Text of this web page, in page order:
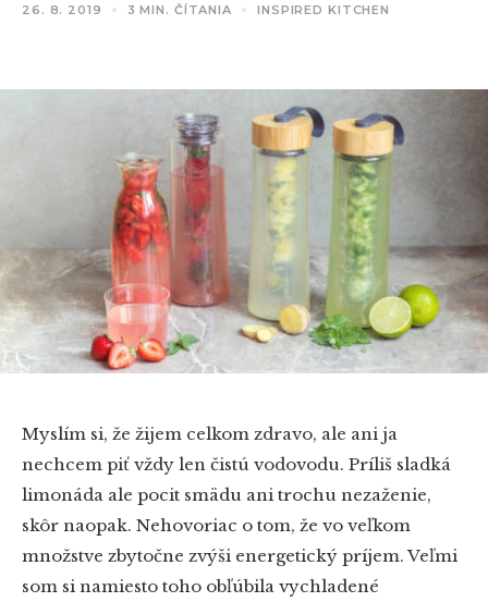
26. 8. 2019 3 MIN. ČÍTANIA INSPIRED KITCHEN
Myslím si, že žijem celkom zdravo, ale ani ja
nechcem piť vždy len čistú vodovodu. Príliš sladká
limonáda ale pocit smädu ani trochu nezaženie,
skôr naopak. Nehovoriac o tom, že vo veľkom
množstve zbytočne zvýši energetický príjem. Veľmi
som si namiesto toho obľúbila vychladené